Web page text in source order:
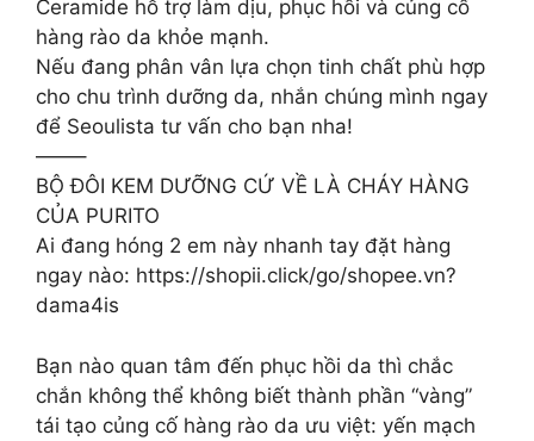
Ceramide hỗ trợ làm dịu, phục hồi và củng cố
hàng rào da khỏe mạnh.
Nếu đang phân vân lựa chọn tinh chất phù hợp
cho chu trình dưỡng da, nhắn chúng mình ngay
để Seoulista tư vấn cho bạn nha!
——–
BỘ ĐÔI KEM DƯỠNG CỨ VỀ LÀ CHÁY HÀNG
CỦA PURITO
Ai đang hóng 2 em này nhanh tay đặt hàng
ngay nào: https://shopii.click/go/shopee.vn?
dama4is
Bạn nào quan tâm đến phục hồi da thì chắc
chắn không thể không biết thành phần “vàng”
tái tạo củng cố hàng rào da ưu việt: yến mạch